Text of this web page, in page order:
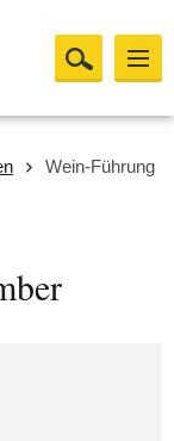
Wein-Führung